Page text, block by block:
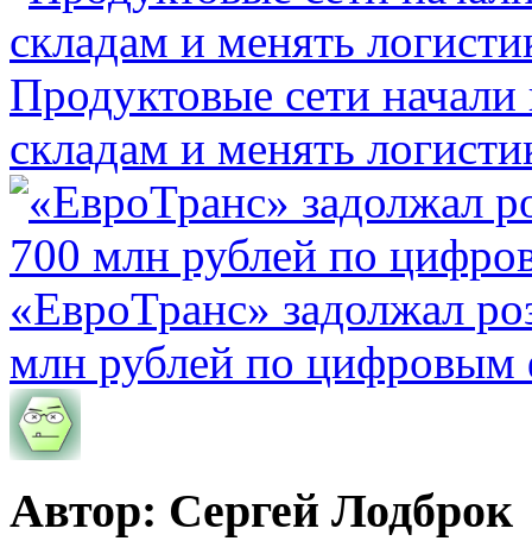
Продуктовые сети начали
складам и менять
«ЕвроТранс» задолжал
млн рублей по цифровым
Автор: Сергей Лодброк